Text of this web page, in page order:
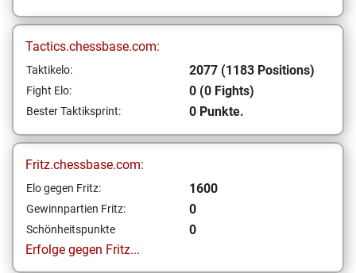
Tactics.chessbase.com:
Taktikelo: 2077 (1183 Positions)
Fight Elo: 0 (0 Fights)
Bester Taktiksprint: 0 Punkte.
Fritz.chessbase.com:
Elo gegen Fritz: 1600
Gewinnpartien Fritz: 0
Schönheitspunkte
0
Erfolge gegen Fritz...